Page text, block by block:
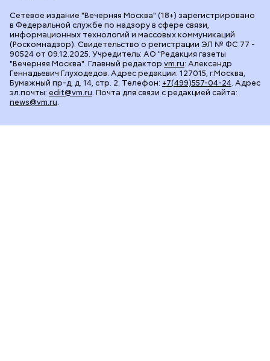
Сетевое издание "Вечерняя Москва" (18+) зарегистрировано
в Федеральной службе по надзору в сфере связи,
информационных технологий и массовых коммуникаций
(Роскомнадзор). Свидетельство о регистрации ЭЛ № ФС 77 -
90524 от 09.12.2025. Учредитель: АО "Редакция газеты
"Вечерняя Москва". Главный редактор vm.ru: Александр
Геннадьевич Глуходедов. Адрес редакции: 127015, г.Москва,
Бумажный пр-д, д. 14, стр. 2. Телефон: +7(499)557-04-24. Адрес
эл.почты: edit@vm.ru. Почта для связи с редакцией сайта:
news@vm.ru.